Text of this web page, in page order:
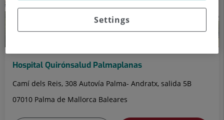
Hospital Quirónsalud Palmaplanas
Camí dels Reis, 308 Autovía Palma- Andratx, salida 5B
07010 Palma de Mallorca Baleares
Settings